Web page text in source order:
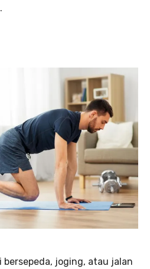
bersepeda, joging, atau jalan